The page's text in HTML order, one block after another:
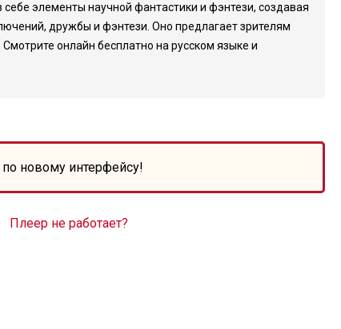
элементы научной фантастики и фэнтези, создавая
дружбы и фэнтези. Оно предлагает зрителям
онлайн бесплатно на русском языке и
новому интерфейсу!
Плеер не работает?